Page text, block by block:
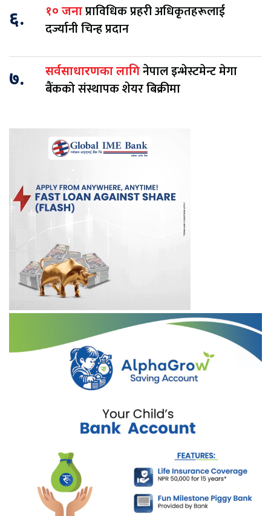
६. १० जनाप्राविधिक प्रहरी अधिकृतहरूलाई
दर्ज्यानी चिन्ह प्रदान
७. सर्वसाधारणका लागिनेपाल इन्भेस्टमेन्ट मेगा
बैंकको संस्थापक शेयर बिक्रीमा